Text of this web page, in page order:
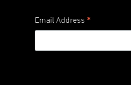
Email Address *